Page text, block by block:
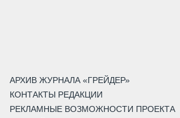
АРХИВ ЖУРНАЛА «ГРЕЙДЕР»
КОНТАКТЫ РЕДАКЦИИ
РЕКЛАМНЫЕ ВОЗМОЖНОСТИ ПРОЕКТА